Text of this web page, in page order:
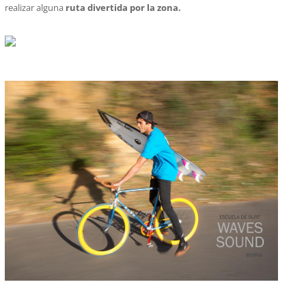
realizar alguna ruta divertida por la zona.